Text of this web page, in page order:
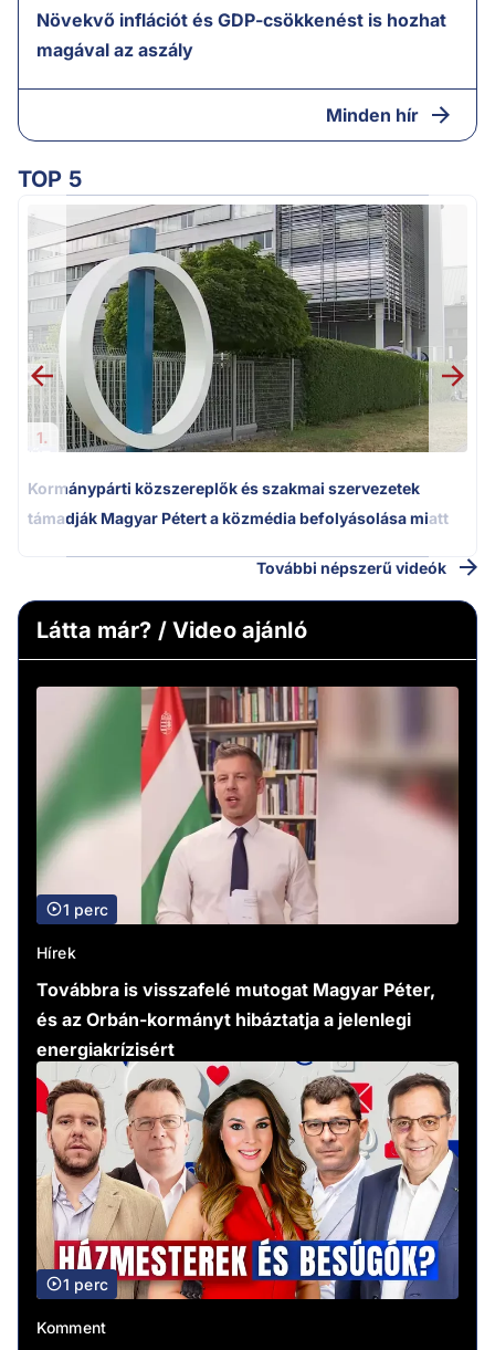
Növekvő inflációt és GDP-csökkenést is hozhat
magával az aszály
Minden hír
TOP 5
1.
Kormánypárti közszereplők és szakmai szervezetek
támadják Magyar Pétert a közmédia befolyásolása miatt
További népszerű videók
Látta már? / Video ajánló
1 perc
Hírek
Továbbra is visszafelé mutogat Magyar Péter,
és az Orbán-kormányt hibáztatja a jelenlegi
energiakrízisért
1 perc
Komment